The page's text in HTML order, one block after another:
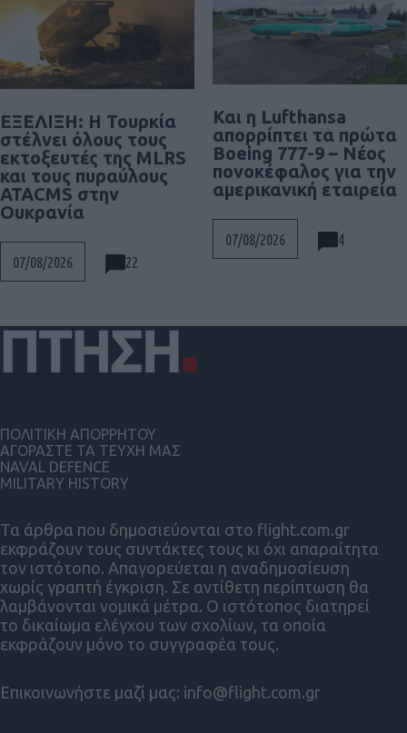
ΕΞΕΛΙΞΗ: H Τουρκία
στέλνει όλους τους
εκτοξευτές της MLRS
και τους πυραύλους
ATACMS στην
Ουκρανία
07/08/2026 22
Και η Lufthansa
απορρίπτει τα πρώτα
Boeing 777-9 – Νέος
πονοκέφαλος για την
αμερικανική εταιρεία
07/08/2026 4
Τα άρθρα που δημοσιεύονται στο flight.com.gr
εκφράζουν τους συντάκτες τους κι όχι απαραίτητα
τον ιστότοπο. Απαγορεύεται η αναδημοσίευση
χωρίς γραπτή έγκριση. Σε αντίθετη περίπτωση θα
λαμβάνονται νομικά μέτρα. Ο ιστότοπος διατηρεί
το δικαίωμα ελέγχου των σχολίων, τα οποία
εκφράζουν μόνο το συγγραφέα τους.
Επικοινωνήστε μαζί μας: info@flight.com.gr
ΠΟΛΙΤΙΚΗ ΑΠΟΡΡΗΤΟΥ
ΑΓΟΡΑΣΤΕ ΤΑ ΤΕΥΧΗ ΜΑΣ
NAVAL DEFENCE
MILITARY HISTORY